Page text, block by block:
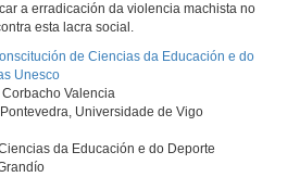
a erradicación da violencia machista no
esta lacra social.
de Ciencias da Educación e do
Unesco
Valencia
Universidade de Vigo
da Educación e do Deporte